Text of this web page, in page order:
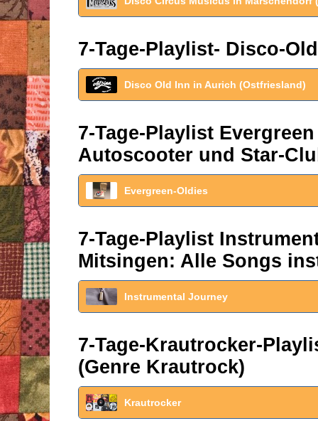
7-Tage-Playlist- Disco-
Disco Old Inn in Aurich (Ostfriesland)
7-Tage-Playlist
Autoscooter und Star-
Evergreen-Oldies
7-Tage-Playlist
Mitsingen: Alle Songs
Instrumental Journey
7-Tage-Krautrocker-
(Genre Krautrock)
Krautrocker